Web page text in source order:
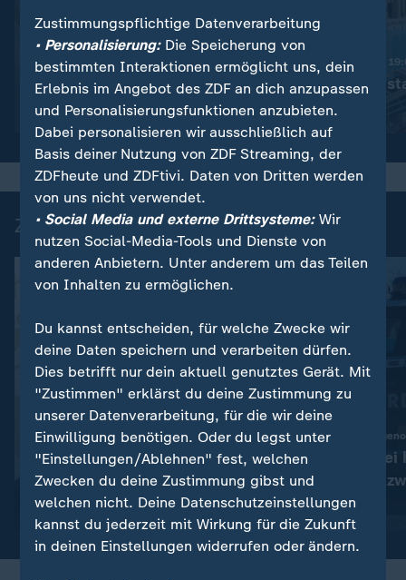
Nachrichten | heute 19:00 Uhr
Trotz Krieg:
Leihmutterschaft in der
Ukraine
Video1:38
Nachrichten | heute
Schwimmbad
Video1:49
Zuletzt auf ZDFheute veröffentlicht
Er arbeitete mit Madonna, Pink und Blur :
Star-Produzent und
Grammy-Gewinner William
Orbit gestorben
mit Video 0:27
78 Verdächtige
Spanien:
Schleuser-
mit Video0:38
Zustimmungspflichtige Datenverarbeitung
• Personalisierung:Die Speicherung von
bestimmten Interaktionen ermöglicht uns, dein
Erlebnis im Angebot des ZDF an dich anzupassen
und Personalisierungsfunktionen anzubieten.
Dabei personalisieren wir ausschließlich auf
Basis deiner Nutzung von ZDF Streaming, der
ZDFheute und ZDFtivi. Daten von Dritten werden
von uns nicht verwendet.
• Social Media und externe Drittsysteme:Wir
nutzen Social-Media-Tools und Dienste von
anderen Anbietern. Unter anderem um das Teilen
von Inhalten zu ermöglichen.
Du kannst entscheiden, für welche Zwecke wir
deine Daten speichern und verarbeiten dürfen.
Dies betrifft nur dein aktuell genutztes Gerät. Mit
"Zustimmen" erklärst du deine Zustimmung zu
unserer Datenverarbeitung, für die wir deine
Einwilligung benötigen. Oder du legst unter
"Einstellungen/Ablehnen" fest, welchen
Zwecken du deine Zustimmung gibst und
welchen nicht. Deine Datenschutzeinstellungen
kannst du jederzeit mit Wirkung für die Zukunft
in deinen Einstellungen widerrufen oder ändern.